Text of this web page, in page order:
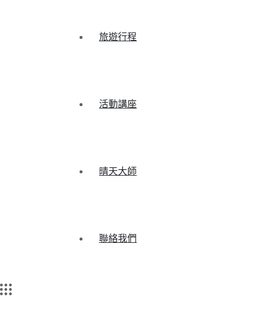
旅遊行程
活動講座
晴天大師
聯絡我們